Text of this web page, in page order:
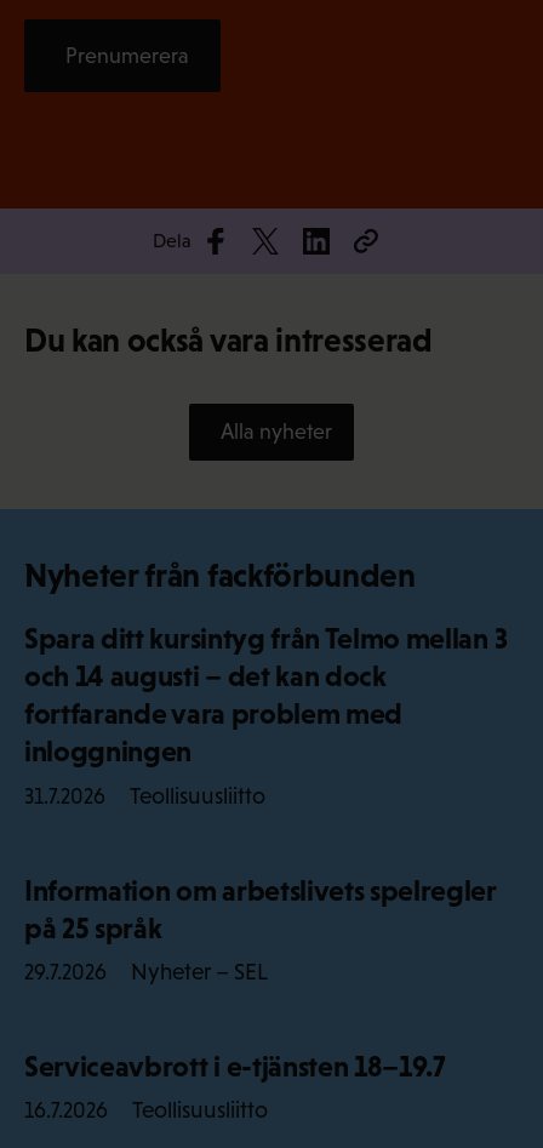
Prenumerera
Dela
Du kan också vara intresserad
Alla nyheter
Nyheter från fackförbunden
Spara ditt kursintyg från Telmo mellan 3
och 14 augusti – det kan dock
fortfarande vara problem med
inloggningen
31.7.2026 Teollisuusliitto
Information om arbetslivets spelregler
på 25 språk
29.7.2026 Nyheter – SEL
Serviceavbrott i e-tjänsten 18–19.7
16.7.2026 Teollisuusliitto